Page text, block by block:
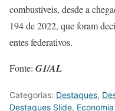
combustíveis, desde a
194 de 2022, que foram
entes federativos.
Fonte: G1/AL
Categorias: Destaques,
Destaques Slide, Economia